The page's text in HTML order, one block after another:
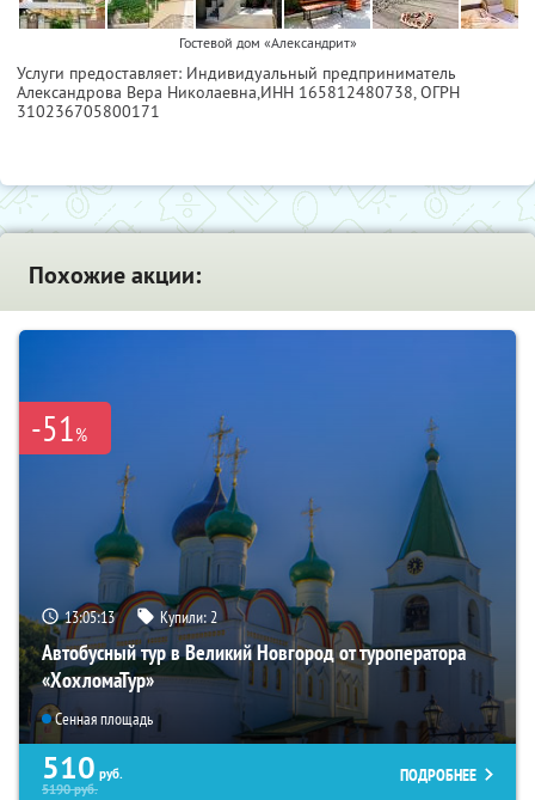
Гостевой дом «Александрит»
Услуги предоставляет: Индивидуальный предприниматель
Александрова Вера Николаевна,ИНН 165812480738, ОГРН
310236705800171
Похожие акции:
-51%
13:05:12 Купили:2
Автобусный тур в Великий Новгород от туроператора
«ХохломаТур»
Сенная площадь
510 руб.
5190руб.
ПОДРОБНЕЕ